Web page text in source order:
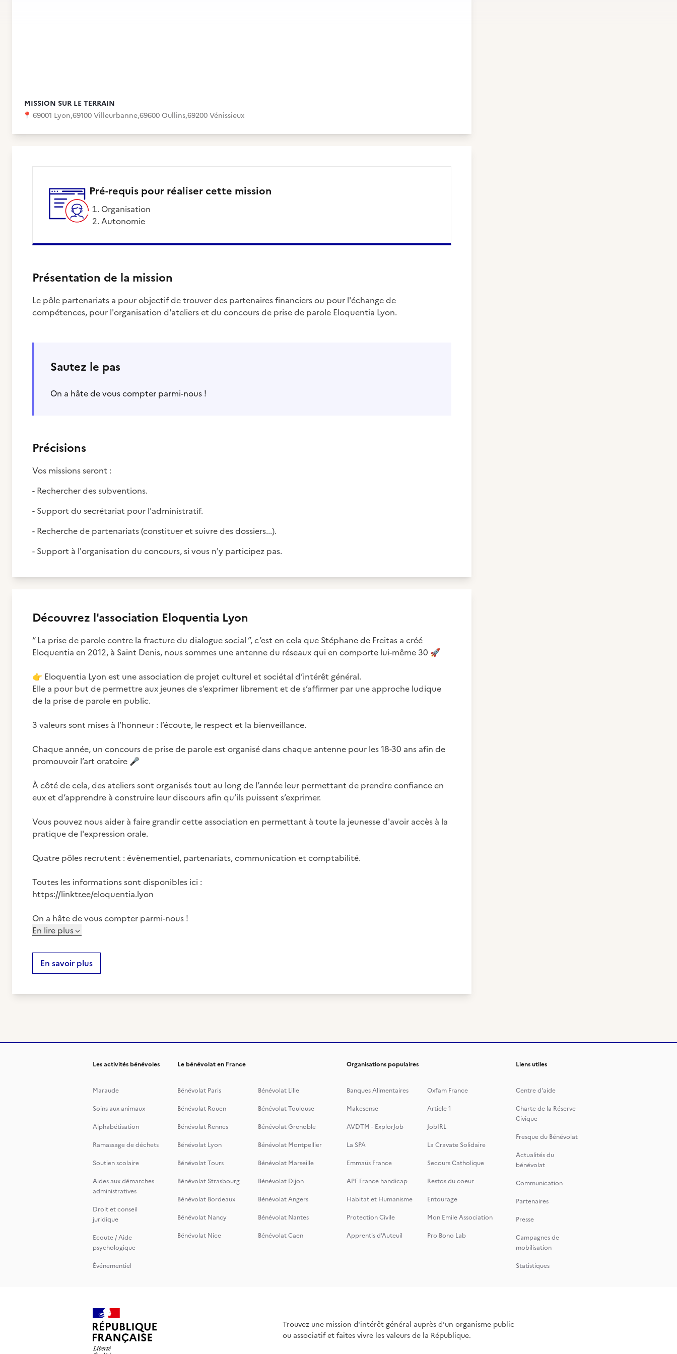
MISSION SUR LE TERRAIN
📍 69001 Lyon,69100 Villeurbanne,69600 Oullins,69200 Vénissieux
Pré-requis pour réaliser cette mission
Organisation
Autonomie
Présentation de la mission
Le pôle partenariats a pour objectif de trouver des partenaires financiers ou pour l'échange de
compétences, pour l'organisation d'ateliers et du concours de prise de parole Eloquentia Lyon.
Sautez le pas
On a hâte de vous compter parmi-nous !
Précisions
Vos missions seront :
- Rechercher des subventions.
- Support du secrétariat pour l'administratif.
- Recherche de partenariats (constituer et suivre des dossiers...).
- Support à l'organisation du concours, si vous n'y participez pas.
Découvrez l'association Eloquentia Lyon
“ La prise de parole contre la fracture du dialogue social ”, c’est en cela que Stéphane de Freitas a créé
Eloquentia en 2012, à Saint Denis, nous sommes une antenne du réseaux qui en comporte lui-même 30 🚀
👉 ​ Eloquentia Lyon est une association de projet culturel et sociétal d’intérêt général.
Elle a pour but de permettre aux jeunes de s’exprimer librement et de s’affirmer par une approche ludique
de la prise de parole en public.
3 valeurs sont mises à l’honneur : l’écoute, le respect et la bienveillance.
Chaque année, un concours de prise de parole est organisé dans chaque antenne pour les 18-30 ans afin de
promouvoir l’art oratoire 🎤
À côté de cela, des ateliers sont organisés tout au long de l’année leur permettant de prendre confiance en
eux et d’apprendre à construire leur discours afin qu’ils puissent s’exprimer.
Vous pouvez nous aider à faire grandir cette association en permettant à toute la jeunesse d'avoir accès à la
pratique de l'expression orale.
Quatre pôles recrutent : évènementiel, partenariats, communication et comptabilité.
Toutes les informations sont disponibles ici :
https://linktr.ee/eloquentia.lyon
On a hâte de vous compter parmi-nous !
En lire plus
En savoir plus
Les activités bénévoles
Maraude
Soins aux animaux
Alphabétisation
Ramassage de déchets
Soutien scolaire
Aides aux démarches
administratives
Droit et conseil
juridique
Ecoute / Aide
psychologique
Événementiel
Le bénévolat en France
Bénévolat Paris
Bénévolat Lille
Bénévolat Rouen
Bénévolat Toulouse
Bénévolat Rennes
Bénévolat Grenoble
Bénévolat Lyon
Bénévolat Montpellier
Bénévolat Tours
Bénévolat Marseille
Bénévolat Strasbourg
Bénévolat Dijon
Bénévolat Bordeaux
Bénévolat Angers
Bénévolat Nancy
Bénévolat Nantes
Bénévolat Nice
Bénévolat Caen
Organisations populaires
Banques Alimentaires
Oxfam France
Makesense
Article 1
AVDTM - ExplorJob
JobIRL
La SPA
La Cravate Solidaire
Emmaüs France
Secours Catholique
APF France handicap
Restos du coeur
Habitat et Humanisme
Entourage
Protection Civile
Mon Emile Association
Apprentis d’Auteuil
Pro Bono Lab
Liens utiles
Centre d'aide
Charte de la Réserve
Civique
Fresque du Bénévolat
Actualités du
bénévolat
Communication
Partenaires
Presse
Campagnes de
mobilisation
Statistiques
Trouvez une mission d'intérêt général auprès d’un organisme public
ou associatif et faites vivre les valeurs de la République.